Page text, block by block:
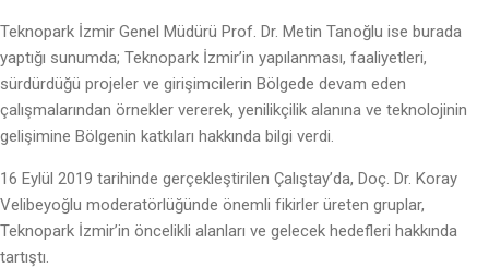
Teknopark İzmir Genel Müdürü Prof. Dr. Metin Tanoğlu ise burada
yaptığı sunumda; Teknopark İzmir’in yapılanması, faaliyetleri,
sürdürdüğü projeler ve girişimcilerin Bölgede devam eden
çalışmalarından örnekler vererek, yenilikçilik alanına ve teknolojinin
gelişimine Bölgenin katkıları hakkında bilgi verdi.
16 Eylül 2019 tarihinde gerçekleştirilen Çalıştay’da, Doç. Dr. Koray
Velibeyoğlu moderatörlüğünde önemli fikirler üreten gruplar,
Teknopark İzmir’in öncelikli alanları ve gelecek hedefleri hakkında
tartıştı.